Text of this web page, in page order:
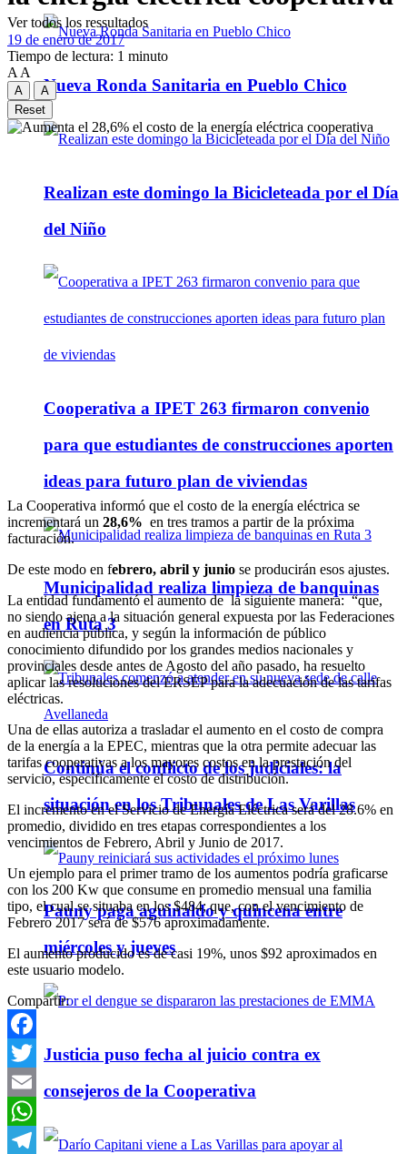
Nueva Ronda Sanitaria en Pueblo Chico
Realizan este domingo la Bicicleteada por el Día
del Niño
Cooperativa a IPET 263 firmaron convenio
para que estudiantes de construcciones aporten
ideas para futuro plan de viviendas
Municipalidad realiza limpieza de banquinas
en Ruta 3
Continúa el conflicto de los judiciales: la
situación en los Tribunales de Las Varillas
Pauny paga aguinaldo y quincena entre
miércoles y jueves
Justicia puso fecha al juicio contra ex
consejeros de la Cooperativa
Ver todos los ressultados
19 de enero de 2017
Tiempo de lectura: 1 minuto
A A
A
A
Reset
La Cooperativa informó que el costo de la energía eléctrica se
incrementará un 28,6% en tres tramos a partir de la próxima
facturación.
De este modo en febrero, abril y junio se producirán esos ajustes.
La entidad fundamentó el aumento de la siguiente manera: “que,
no siendo ajena a la situación general expuesta por las Federaciones
en audiencia pública, y según la información de público
conocimiento difundido por los grandes medios nacionales y
provinciales desde antes de Agosto del año pasado, ha resuelto
aplicar las resoluciones del ERSEP para la adecuación de las tarifas
eléctricas.
Una de ellas autoriza a trasladar el aumento en el costo de compra
de la energía a la EPEC, mientras que la otra permite adecuar las
tarifas cooperativas a los mayores costos en la prestación del
servicio, específicamente el costo de distribución.
El incremento en el Servicio de Energía Eléctrica será del 28.6% en
promedio, dividido en tres etapas correspondientes a los
vencimientos de Febrero, Abril y Junio de 2017.
Un ejemplo para el primer tramo de los aumentos podría graficarse
con los 200 Kw que consume en promedio mensual una familia
tipo, el cual se situaba en los $484; que, con el vencimiento de
Febrero 2017 será de $576 aproximadamente.
El aumento producido es de casi 19%, unos $92 aproximados en
este usuario modelo.
Compartir:
Facebook
Twitter
Email
WhatsApp